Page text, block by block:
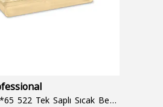
1/3 325*176*65 522 Tek Saplı Sıcak Bekletme Tepsisi